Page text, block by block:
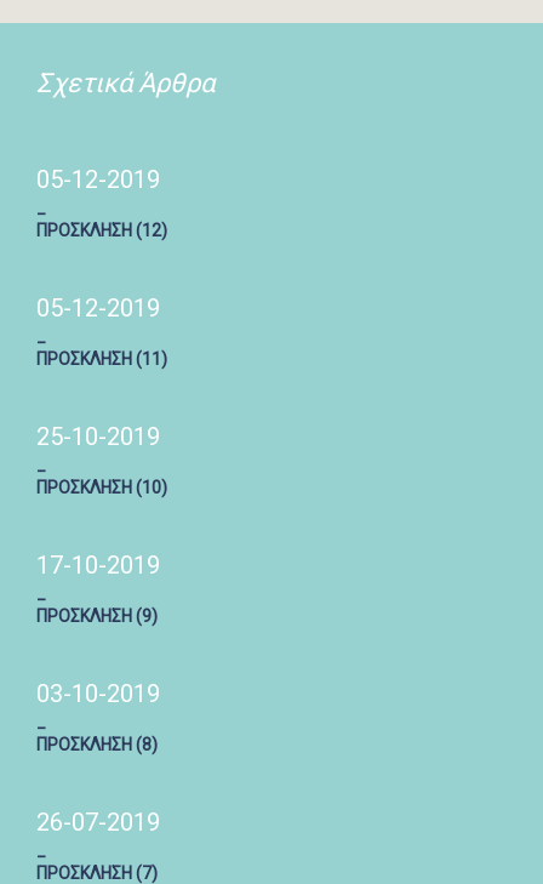
Σχετικά Άρθρα
05-12-2019
ΠΡΟΣΚΛΗΣΗ (12)
05-12-2019
ΠΡΟΣΚΛΗΣΗ (11)
25-10-2019
ΠΡΟΣΚΛΗΣΗ (10)
17-10-2019
ΠΡΟΣΚΛΗΣΗ (9)
03-10-2019
ΠΡΟΣΚΛΗΣΗ (8)
26-07-2019
ΠΡΟΣΚΛΗΣΗ (7)